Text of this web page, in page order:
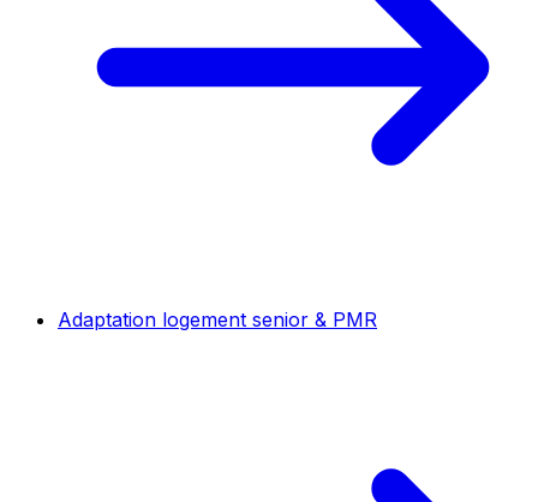
Adaptation logement senior & PMR